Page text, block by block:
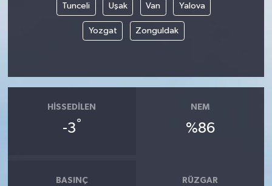
Tunceli Uşak Van Yalova
Yozgat Zonguldak
HISSEDILEN
-3°
NEM
%86
BASINÇ RÜZGAR